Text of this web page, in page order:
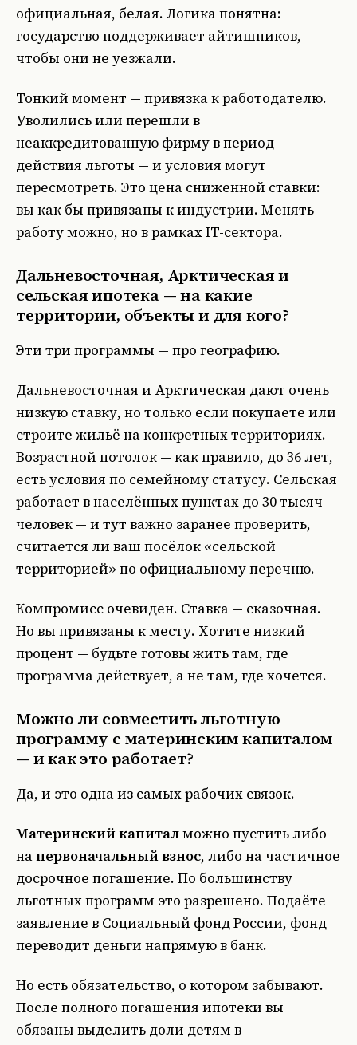
официальная, белая. Логика понятна:
государство поддерживает айтишников,
чтобы они не уезжали.
Тонкий момент — привязка к работодателю.
Уволились или перешли в
неаккредитованную фирму в период
действия льготы — и условия могут
пересмотреть. Это цена сниженной ставки:
вы как бы привязаны к индустрии. Менять
работу можно, но в рамках IT-сектора.
Дальневосточная, Арктическая и
сельская ипотека — на какие
территории, объекты и для кого?
Эти три программы — про географию.
Дальневосточная и Арктическая дают очень
низкую ставку, но только если покупаете или
строите жильё на конкретных территориях.
Возрастной потолок — как правило, до 36 лет,
есть условия по семейному статусу. Сельская
работает в населённых пунктах до 30 тысяч
человек — и тут важно заранее проверить,
считается ли ваш посёлок «сельской
территорией» по официальному перечню.
Компромисс очевиден. Ставка — сказочная.
Но вы привязаны к месту. Хотите низкий
процент — будьте готовы жить там, где
программа действует, а не там, где хочется.
Можно ли совместить льготную
программу с материнским капиталом
— и как это работает?
Да, и это одна из самых рабочих связок.
Материнский капиталможно пустить либо
напервоначальный взнос, либо на частичное
досрочное погашение. По большинству
льготных программ это разрешено. Подаёте
заявление в Социальный фонд России, фонд
переводит деньги напрямую в банк.
Но есть обязательство, о котором забывают.
После полного погашения ипотеки вы
обязаны выделить доли детям в